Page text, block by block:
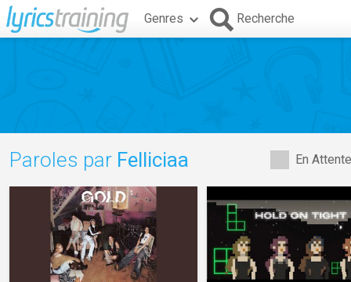
Genres Recherche
En
Paroles par Felliciaa